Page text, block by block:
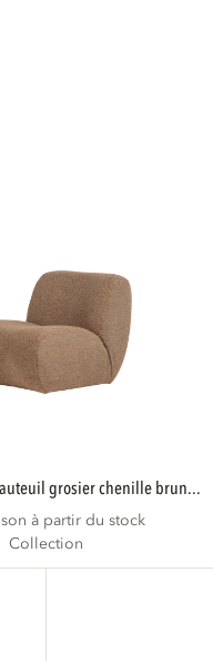
grosier chenille brun...
à partir du stock
Collection